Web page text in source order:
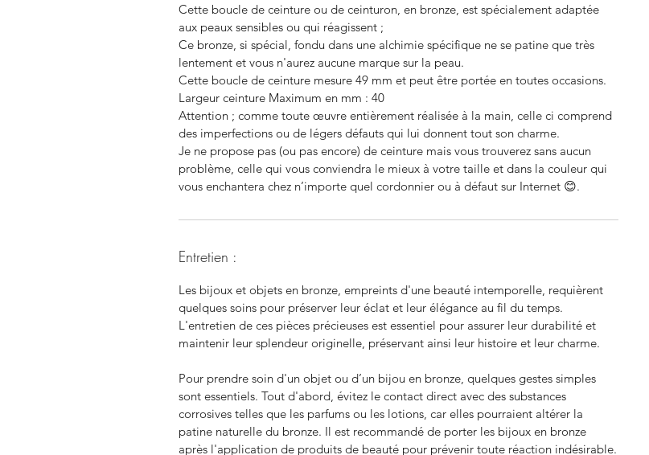
Cette boucle de ceinture ou de ceinturon, en bronze, est spécialement adaptée
aux peaux sensibles ou qui réagissent ;
Ce bronze, si spécial, fondu dans une alchimie spécifique ne se patine que très
lentement et vous n'aurez aucune marque sur la peau.
Cette boucle de ceinture mesure 49 mm et peut être portée en toutes occasions.
Largeur ceinture Maximum en mm : 40
Attention ; comme toute œuvre entièrement réalisée à la main, celle ci comprend
des imperfections ou de légers défauts qui lui donnent tout son charme.
Je ne propose pas (ou pas encore) de ceinture mais vous trouverez sans aucun
problème, celle qui vous conviendra le mieux à votre taille et dans la couleur qui
vous enchantera chez n’importe quel cordonnier ou à défaut sur Internet 😊.
Entretien :
Les bijoux et objets en bronze, empreints d'une beauté intemporelle, requièrent
quelques soins pour préserver leur éclat et leur élégance au fil du temps.
L'entretien de ces pièces précieuses est essentiel pour assurer leur durabilité et
maintenir leur splendeur originelle, préservant ainsi leur histoire et leur charme.
Pour prendre soin d'un objet ou d’un bijou en bronze, quelques gestes simples
sont essentiels. Tout d'abord, évitez le contact direct avec des substances
corrosives telles que les parfums ou les lotions, car elles pourraient altérer la
patine naturelle du bronze. Il est recommandé de porter les bijoux en bronze
après l'application de produits de beauté pour prévenir toute réaction indésirable.